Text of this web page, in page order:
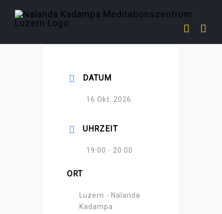
Inhalt
DATUM
16 Okt. 2026
UHRZEIT
19:00 - 20:00
ORT
Luzern - Nalanda
Kadampa